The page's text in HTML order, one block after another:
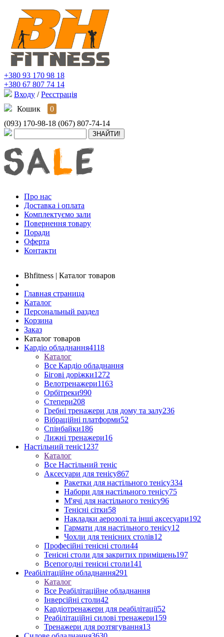
+380 93 170 98 18
+380 67 807 74 14
Входу / Реєстрація
Кошик
0
(093) 170-98-18 (067) 807-74-14
Про нас
Доставка і оплата
Комплектуємо зали
Повернення товару
Поради
Оферта
Контакти
Bhfitness | Каталог товаров
Главная страница
Каталог
Персональный раздел
Корзина
Заказ
Каталог товаров
Кардіо обладнання4118
Каталог
Все Кардіо обладнання
Бігові доріжки1272
Велотренажери1163
Орбітреки990
Степери208
Гребні тренажери для дому та залу236
Вібраційні платформи52
Спінбайки186
Лижні тренажери16
Настільний теніс1237
Каталог
Все Настільний теніс
Аксесуари для тенісу867
Ракетки для настільного тенісу334
Набори для настільного тенісу75
М'ячі для настільного тенісу96
Тенісні сітки58
Накладки аерозолі та інші аксесуари192
Гармати для настільного тенісу12
Чохли для тенісних столів12
Професійні тенісні столи44
Тенісні столи для закритих приміщень197
Всепогодні тенісні столи141
Реабілітаційне обладнання291
Каталог
Все Реабілітаційне обладнання
Інверсійні столи42
Кардіотренажери для реабілітації52
Реабілітаційні силові тренажери159
Тренажери для розтягування13